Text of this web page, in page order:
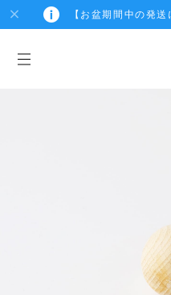
【お盆期間中の発